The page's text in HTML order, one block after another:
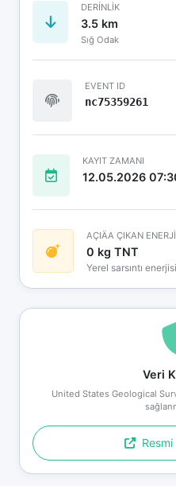
DERINLIK
3.5 km
Sığ Odak
EVENT ID
nc75359261
KAYIT ZAMANI
12.05.2026
AÇIÄA ÇIKAN ENERJİ
0 kg TNT
Yerel sarsıntı enerjisi
Veri
United States Geological